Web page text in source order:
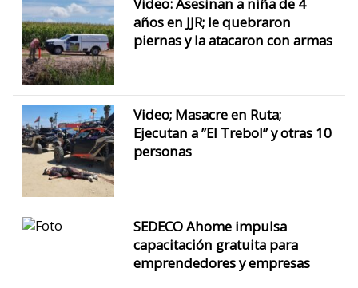
años en JJR; le quebraron
piernas y la atacaron con armas
Video; Masacre en Ruta;
Ejecutan a ”El Trebol” y otras 10
personas
SEDECO Ahome impulsa
capacitación gratuita para
emprendedores y empresas